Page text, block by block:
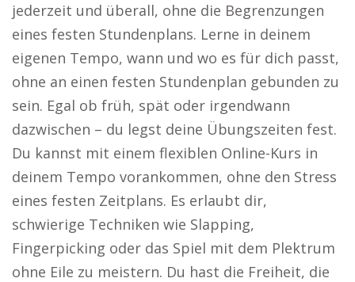
jederzeit und überall, ohne die Begrenzungen
eines festen Stundenplans. Lerne in deinem
eigenen Tempo, wann und wo es für dich passt,
ohne an einen festen Stundenplan gebunden zu
sein. Egal ob früh, spät oder irgendwann
dazwischen – du legst deine Übungszeiten fest.
Du kannst mit einem flexiblen Online-Kurs in
deinem Tempo vorankommen, ohne den Stress
eines festen Zeitplans. Es erlaubt dir,
schwierige Techniken wie Slapping,
Fingerpicking oder das Spiel mit dem Plektrum
ohne Eile zu meistern. Du hast die Freiheit, die